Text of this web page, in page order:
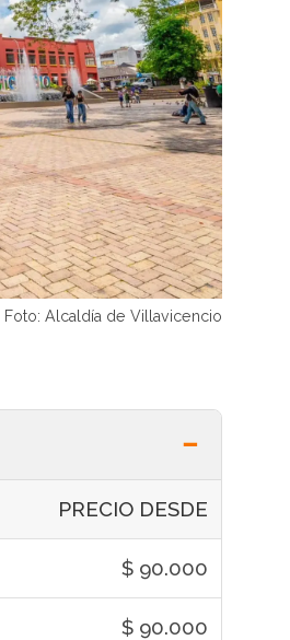
Foto: Alcaldía de Villavicencio
PRECIO DESDE
$ 90.000
$ 90.000